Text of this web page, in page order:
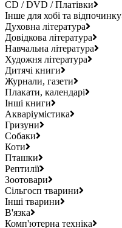
CD / DVD / Платівки
Інше для хобі та відпочинку
Духовна література
Довідкова література
Навчальна література
Художня література
Дитячі книги
Журнали, газети
Плакати, календарі
Інші книги
Акваріумістика
Гризуни
Собаки
Коти
Пташки
Рептилії
Зоотовари
Сільгосп тварини
Інші тварини
В'язка
Комп'ютерна техніка